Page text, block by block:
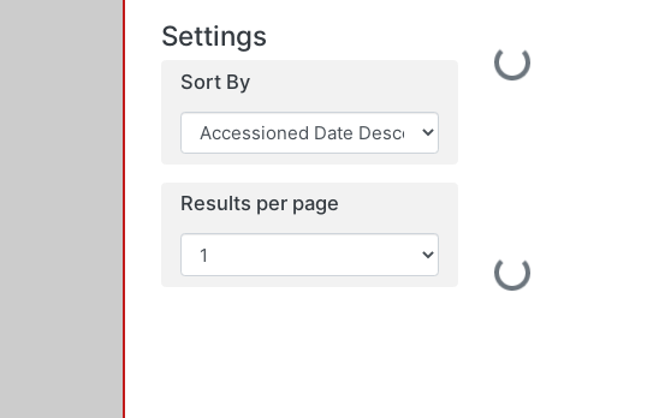
Settings
Sort By
Results per page
Loading...
Loading...